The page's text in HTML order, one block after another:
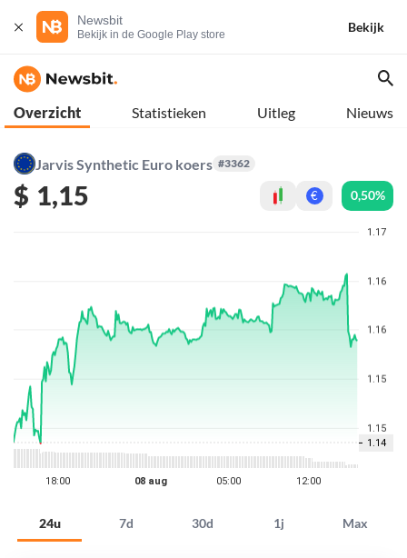
Newsbit
Bekijk in de Google Play store
Bekijk
Overzicht Statistieken Uitleg Nieuws
Jarvis Synthetic Euro koers #3362
$ 1,15 € 0,50%
24u 7d 30d 1j Max